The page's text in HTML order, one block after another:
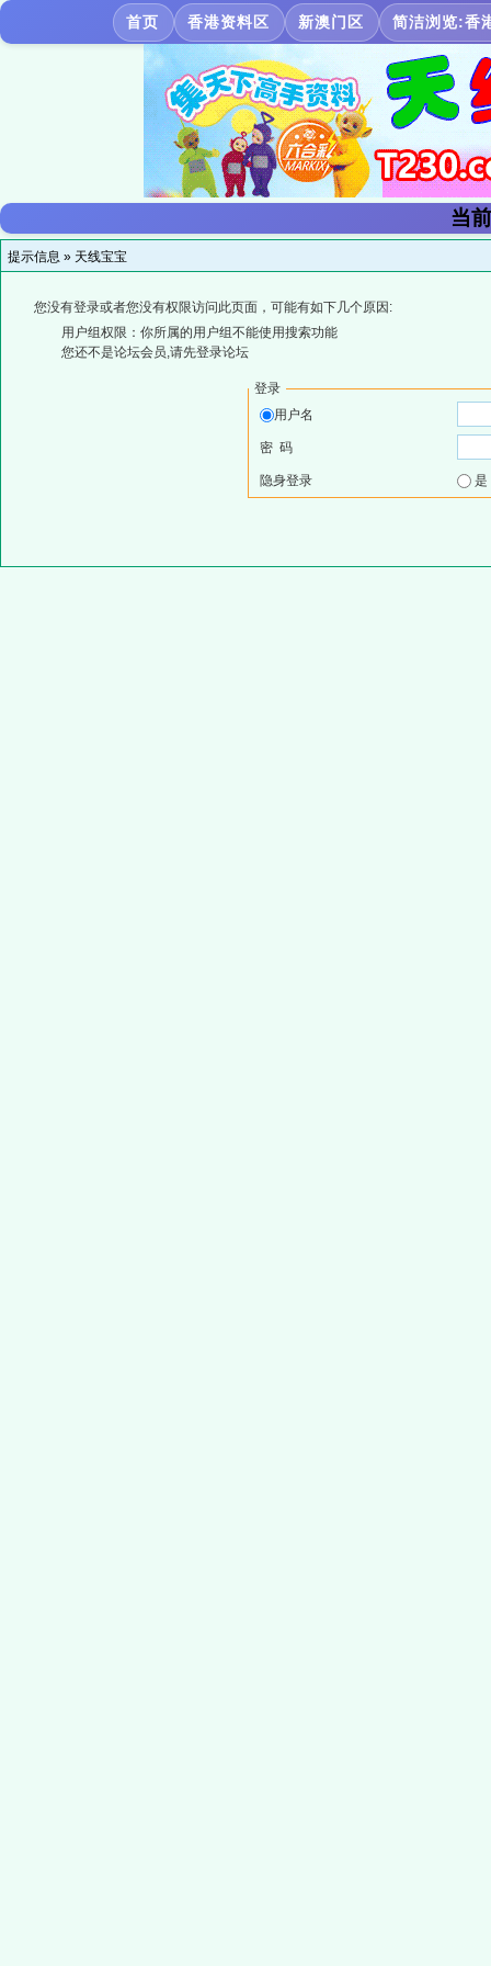
首页 香港资料区 新澳门区 简洁浏览:香
当
提示信息 » 天线宝宝
您没有登录或者您没有权限访问此页面，可能有如下几个原因:
用户组权限：你所属的用户组不能使用搜索功能
您还不是论坛会员,请先登录论坛
登录
用户名
密 码
隐身登录